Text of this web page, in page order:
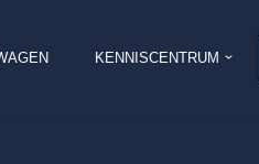
KENNISCENTRUM